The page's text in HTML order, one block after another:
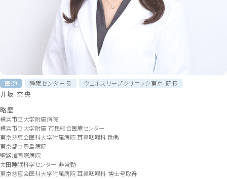
医師 睡眠センター長 ウェルスリープクリニック東京 院長
井坂 奈央
略歴
横浜市立大学附属病院
横浜市立大学附属 市民総合医療センター
東京慈恵会医科大学附属病院 耳鼻咽喉科 助教
東京都立豊島病院
聖路加国際病院
太田睡眠科学センター 非常勤
東京慈恵会医科大学附属病院 耳鼻咽喉科 博士号取得